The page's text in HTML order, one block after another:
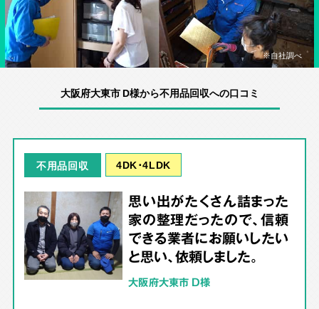
※自社調べ
大阪府大東市 D様から不用品回収への口コミ
不用品回収 4DK･4LDK
思い出がたくさん詰まった
家の整理だったので、信頼
できる業者にお願いしたい
と思い、依頼しました。
大阪府大東市 D様